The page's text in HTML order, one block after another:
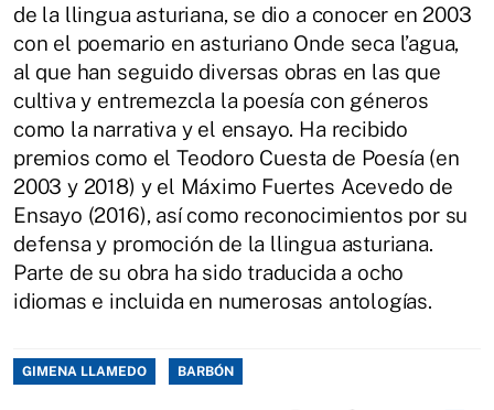
de la llingua asturiana, se dio a conocer en 2003
con el poemario en asturiano Onde seca l’agua,
al que han seguido diversas obras en las que
cultiva y entremezcla la poesía con géneros
como la narrativa y el ensayo. Ha recibido
premios como el Teodoro Cuesta de Poesía (en
2003 y 2018) y el Máximo Fuertes Acevedo de
Ensayo (2016), así como reconocimientos por su
defensa y promoción de la llingua asturiana.
Parte de su obra ha sido traducida a ocho
idiomas e incluida en numerosas antologías.
GIMENA LLAMEDO BARBÓN